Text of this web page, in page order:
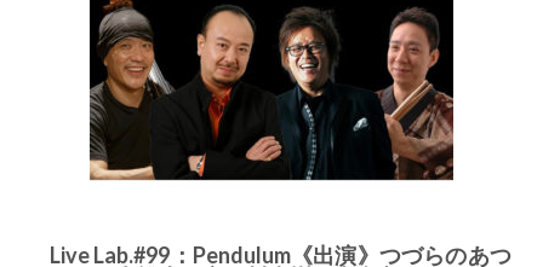
Live Lab.#99：Pendulum《出演》つづらのあつ